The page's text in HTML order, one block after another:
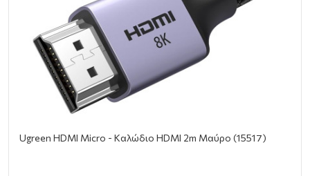
Ugreen HDMI Micro - Καλώδιο HDMI 2m Μαύρο (15517)